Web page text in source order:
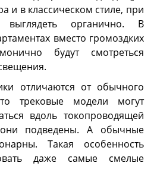
и в классическом стиле, при
органично. В
вместо громоздких
будут смотреться
отличаются от обычного
трековые модели могут
вдоль токопроводящей
подведены. А обычные
Такая особенность
даже самые смелые